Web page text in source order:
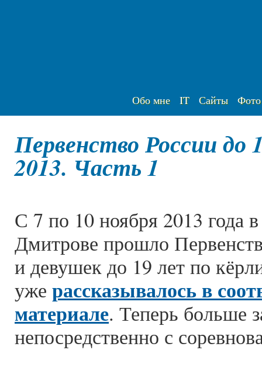
Обо мне IT Сайты Фото
Первенство России до
2013. Часть 1
С 7 по 10 ноября 2013 года
Дмитрове прошло
и девушек до 19 лет по
уже рассказывалось в
материале. Теперь больше
непосредственно с